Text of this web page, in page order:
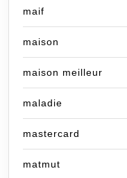
maif
maison
maison meilleur
maladie
mastercard
matmut